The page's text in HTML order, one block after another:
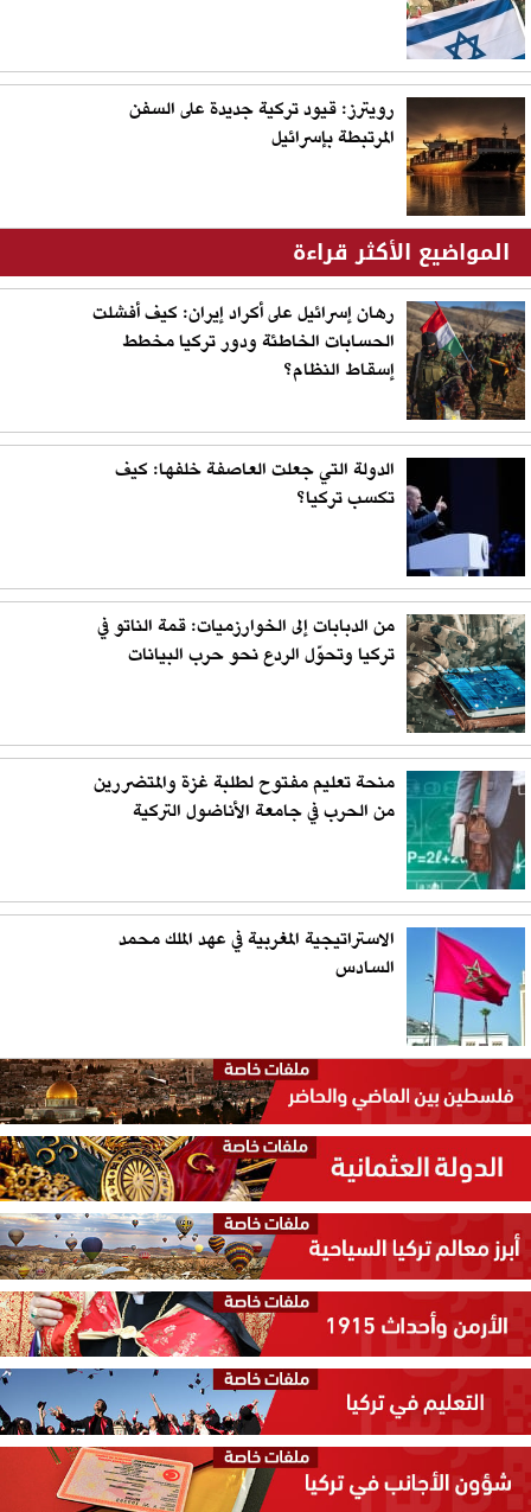
رويترز: قيود تركية جديدة على السفن
المرتبطة بإسرائيل
المواضيع الأكثر قراءة
رهان إسرائيل على أكراد إيران: كيف أفشلت
الحسابات الخاطئة ودور تركيا مخطط
إسقاط النظام؟
الدولة التي جعلت العاصفة خلفها: كيف
تكسب تركيا؟
من الدبابات إلى الخوارزميات: قمة الناتو في
تركيا وتحوّل الردع نحو حرب البيانات
منحة تعليم مفتوح لطلبة غزة والمتضررين
من الحرب في جامعة الأناضول التركية
الاستراتيجية المغربية في عهد الملك محمد
السادس